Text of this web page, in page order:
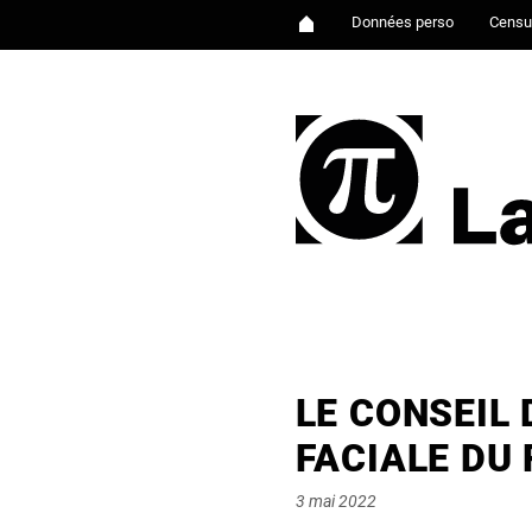
Données perso
LE CONSEIL
FACIALE DU
Posted
3 mai 2022